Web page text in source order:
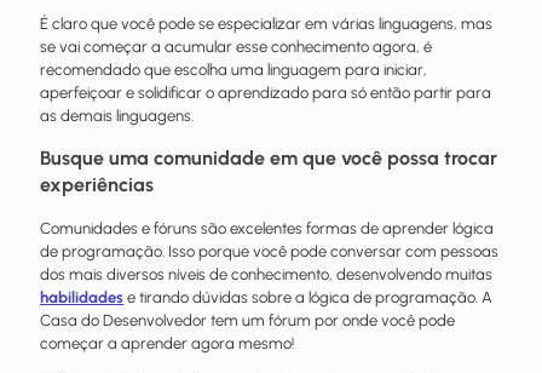
É claro que você pode se especializar em várias linguagens, mas
se vai começar a acumular esse conhecimento agora, é
recomendado que escolha uma linguagem para iniciar,
aperfeiçoar e solidificar o aprendizado para só então partir para
as demais linguagens.
Busque uma comunidade em que você possa trocar
experiências
Comunidades e fóruns são excelentes formas de aprender lógica
de programação. Isso porque você pode conversar com pessoas
dos mais diversos níveis de conhecimento, desenvolvendo muitas
habilidades e tirando dúvidas sobre a lógica de programação. A
Casa do Desenvolvedor tem um fórum por onde você pode
começar a aprender agora mesmo!